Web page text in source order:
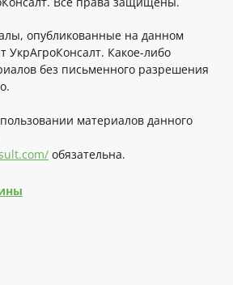
опубликованные на данном
УкрАгроКонсалт. Какое-либо
без письменного разрешения
материалов данного
обязательна.